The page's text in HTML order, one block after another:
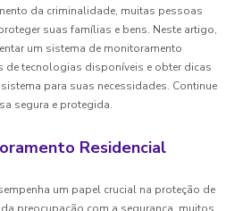
da criminalidade, muitas pessoas
suas famílias e bens. Neste artigo,
um sistema de monitoramento
de tecnologias disponíveis e obter dicas
para suas necessidades. Continue
segura e protegida.
Residencial
um papel crucial na proteção de